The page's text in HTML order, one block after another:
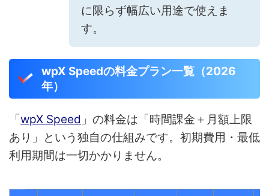
に限らず幅広い用途で使えま
す。
wpX Speedの料金プラン一覧（2026
年）
「wpX Speed 」の料金は「時間課金＋月額上限
あり」という独自の仕組みです。初期費用・最低
利用期間は一切かかりません。